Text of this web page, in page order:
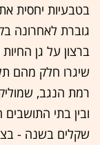
בטבעיות יחסית
גוברת לאחרונה
ברצון על גן
שיגרו חלק מהם
רמת הנגב,
ובין בתי
שקלים בשנה -